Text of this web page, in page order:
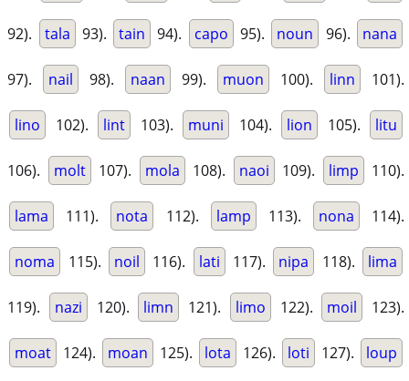
92). tala 93). tain 94). capo 95). noun 96). nana
97). nail 98). naan 99). muon 100). linn 101).
lino 102). lint 103). muni 104). lion 105). litu
106). molt 107). mola 108). naoi 109). limp 110).
lama 111). nota 112). lamp 113). nona 114).
noma 115). noil 116). lati 117). nipa 118). lima
119). nazi 120). limn 121). limo 122). moil 123).
moat 124). moan 125). lota 126). loti 127). loup